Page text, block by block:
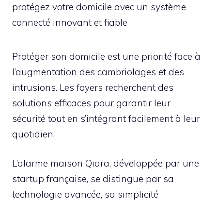
protégez votre domicile avec un système
connecté innovant et fiable
Protéger son domicile est une priorité face à
l’augmentation des cambriolages et des
intrusions. Les foyers recherchent des
solutions efficaces pour garantir leur
sécurité tout en s’intégrant facilement à leur
quotidien.
L’alarme maison Qiara, développée par une
startup française, se distingue par sa
technologie avancée, sa simplicité